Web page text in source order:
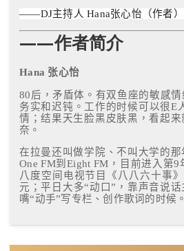
——DJ主持人 Hana张心怡（作者）
——作者简介
Hana 张心怡
80后，矛盾体。有双鱼座的敏感
务实和迟钝。工作的时候可以很E
情；结果天生脸黑皮肤黑，看起
奈。
在拉曼还叫做学院、不叫 ⼤学的那
One FM到Eight FM ， ⽬ 前进 ⼊ 第9
⼋ 度空间电视节 ⽬ 《⼋⼋六⼗事
元；平 ⽇⼤多“动 ⼝” ，靠声⾳说话
嘴“动⼿”写专栏、创作歌词的时候。